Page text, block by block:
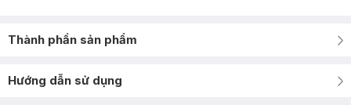
Thành phần sản phẩm
Hướng dẫn sử dụng